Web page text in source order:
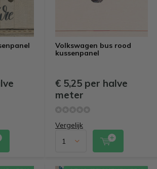
Volkswagen bus rood
kussenpanel
€ 5,25 per halve
meter
Vergelijk